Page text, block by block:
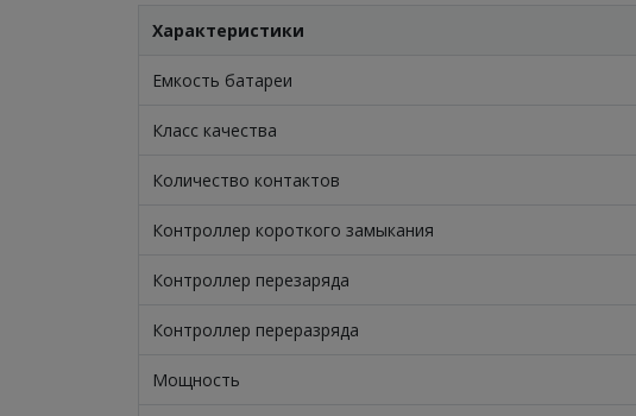
Характеристики
Емкость батареи
Класс качества
Количество контактов
Контроллер короткого замыкания
Контроллер перезаряда
Контроллер переразряда
Мощность